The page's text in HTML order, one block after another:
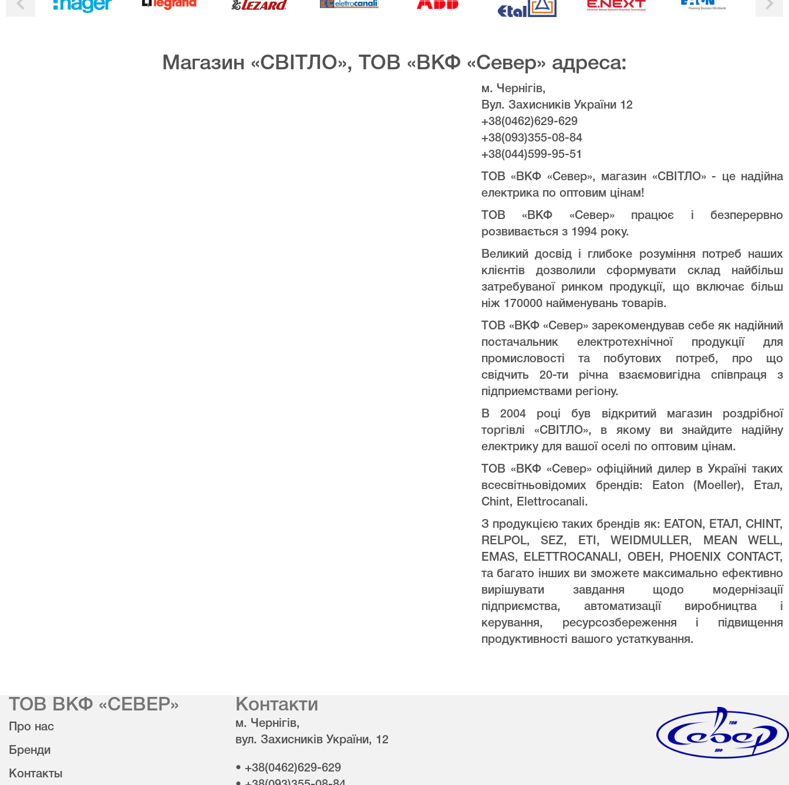
Магазин «СВІТЛО», ТОВ «ВКФ «Север» адреса:
м. Чернігів,
Вул. Захисників України 12
+38(0462)629-629
+38(093)355-08-84
+38(044)599-95-51
ТОВ «ВКФ «Север», магазин «СВІТЛО» - це надійна
електрика по оптовим цінам!
ТОВ «ВКФ «Север» працює і безперервно
розвивається з 1994 року.
Великий досвід і глибоке розуміння потреб наших
клієнтів дозволили сформувати склад найбільш
затребуваної ринком продукції, що включає більш
ніж 170000 найменувань товарів.
ТОВ «ВКФ «Север» зарекомендував себе як надійний
постачальник електротехнічної продукції для
промисловості та побутових потреб, про що
свідчить 20-ти річна взаємовигідна співпраця з
підприемствами регіону.
В 2004 році був відкритий магазин роздрібної
торгівлі «СВІТЛО», в якому ви знайдите надійну
електрику для вашої оселі по оптовим цінам.
ТОВ «ВКФ «Север» офіційний дилер в Україні таких
всесвітньовідомих брендів: Eaton (Moeller), Етал,
Chint, Elettrocanali.
З продукцією таких брендів як: EATON, ЕТАЛ, CHINT,
RELPOL, SEZ, ETI, WEIDMULLER, MEAN WELL,
EMAS, ELETTROCANALI, ОВЕН, PHOENIX CONTACT,
та багато інших ви зможете максимально ефективно
вирішувати завдання щодо модернізації
підприємства, автоматизації виробництва і
керування, ресурсозбереження і підвищення
продуктивності вашого устаткування.
ТОВ ВКФ «СЕВЕР»
Про нас
Бренди
Контакты
Контакти
м. Чернігів,
вул. Захисників України, 12
• +38(0462)629-629